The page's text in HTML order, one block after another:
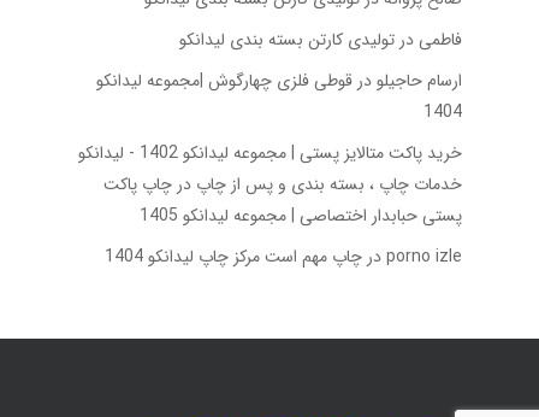
فاطمیدر تولیدی کارتن بسته‌ بندی لیدانکو
ارسام حاجیلودر قوطی فلزی چهارگوش |مجموعه لیدانکو
1404
خرید پاکت متالایز پستی | مجموعه لیدانکو 1402 - لیدانکو
خدمات چاپ ، بسته بندی و پس از چاپ در چاپ پاکت
پستی حبابدار اختصاصی | مجموعه لیدانکو 1405
porno izleدر چاپ مهم است مرکز چاپ لیدانکو 1404